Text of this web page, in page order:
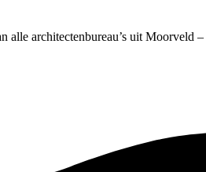
alle architectenbureau’s uit Moorveld –